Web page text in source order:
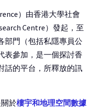
）由香港大學社會
Centre）發起，至
部門（包括私隱專員公
表參加，是一個探討香
話的平台，所釋放的訊
於樓宇和地理空間數據